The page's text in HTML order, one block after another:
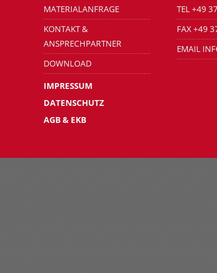
MATERIALANFRAGE
KONTAKT &
ANSPRECHPARTNER
DOWNLOAD
IMPRESSUM
DATENSCHUTZ
AGB & EKB
TEL +49
FAX +49
EMAIL